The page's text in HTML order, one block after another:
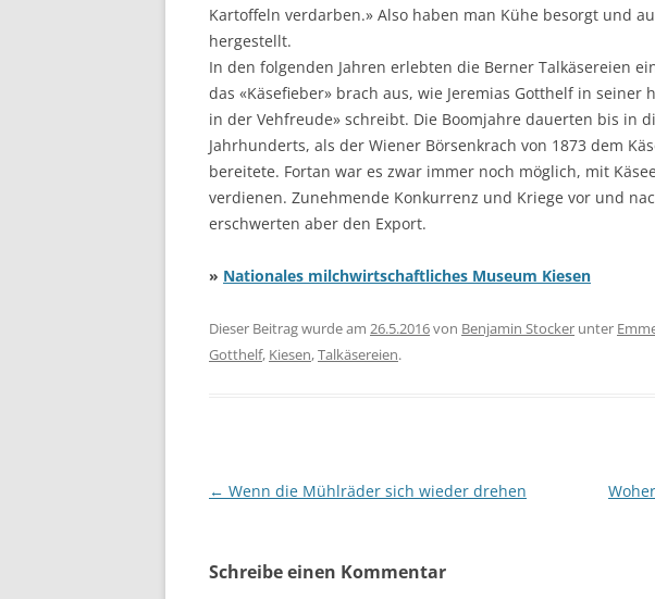
Kartoffeln verdarben.» Also haben man Kühe besorgt und
hergestellt.
In den folgenden Jahren erlebten die Berner Talkäsereien
das «Käsefieber» brach aus, wie Jeremias Gotthelf in seiner
in der Vehfreude» schreibt. Die Boomjahre dauerten bis in
Jahrhunderts, als der Wiener Börsenkrach von 1873 dem
bereitete. Fortan war es zwar immer noch möglich, mit
verdienen. Zunehmende Konkurrenz und Kriege vor und
erschwerten aber den Export.
» Nationales milchwirtschaftliches Museum Kiesen
Dieser Beitrag wurde am 26.5.2016von Benjamin Stocker unter
Gotthelf, Kiesen,Talkäsereien.
Beitragsnavigation
← Wenn die Mühlräder sich wieder drehen
Schreibe einen Kommentar